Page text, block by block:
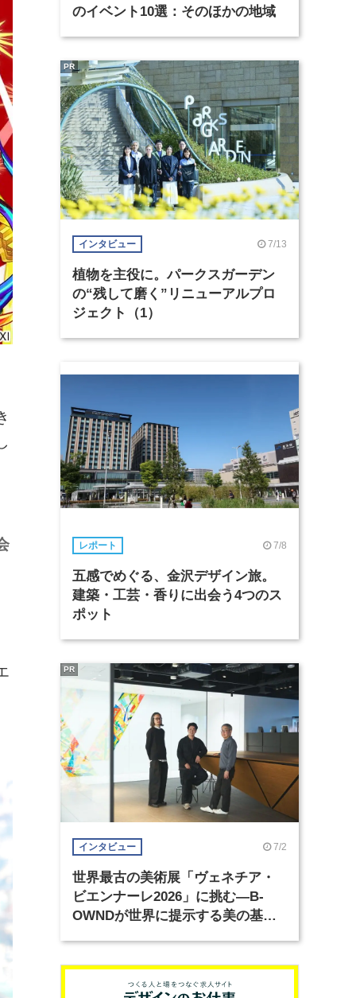
のイベント10選：そのほかの地域
インタビュー 7/13
植物を主役に。パークスガーデン
の“残して磨く”リニューアルプロ
ジェクト（1）
PR
レポート 7/8
五感でめぐる、金沢デザイン旅。
建築・工芸・香りに出会う4つのス
ポット
インタビュー 7/2
世界最古の美術展「ヴェネチア・
ビエンナーレ2026」に挑む―B-
OWNDが世界に提示する美の基準
PR